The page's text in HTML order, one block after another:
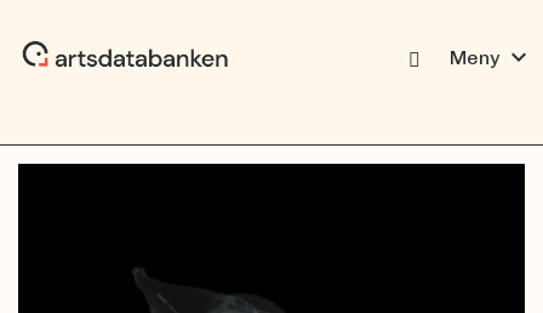
Meny expand_more